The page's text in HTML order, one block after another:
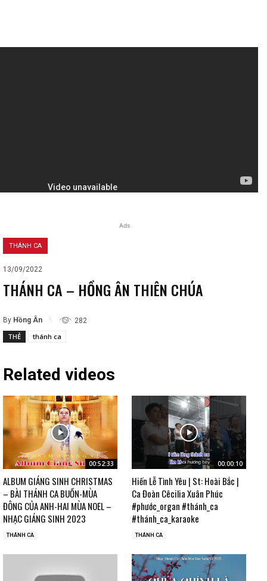
Ads
THÁNH CA
13/09/2022
THÁNH CA – HỒNG ÂN THIÊN CHÚA
By Hồng Ân 282
THẺ thánh ca
Related videos
00:52:33
ALBUM GIÁNG SINH CHRISTMAS
– BÀI THÁNH CA BUỒN-MÙA
ĐÔNG CỦA ANH-HAI MÙA NOEL –
NHẠC GIÁNG SINH 2023
THÁNH CA
00:00:10
Hiến Lễ Tình Yêu | St: Hoài Bắc |
Ca Đoàn Cêcilia Xuân Phúc
#phước_organ #thánh_ca
#thánh_ca_karaoke
THÁNH CA